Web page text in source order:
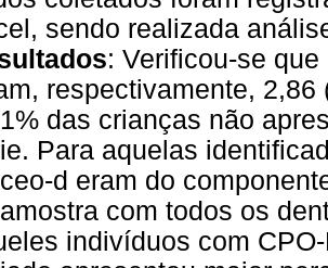
sendo realizada
: Verificou-se
respectivamente,
das crianças não
Para aquelas
d eram do
com todos os
indivíduos com